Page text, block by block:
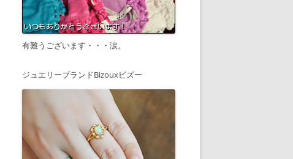
有難うございます・・・涙。
ジュエリーブランドBizouxビズー